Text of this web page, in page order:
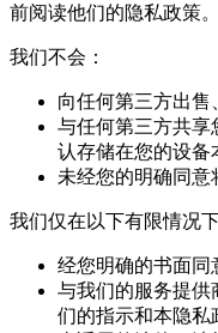
前阅读他们的隐私政策。
我们不会：
向任何第三方出售
与任何第三方共享
认存储在您的设备
未经您的明确同意
我们仅在以下有限情况
经您明确的书面同
与我们的服务提供
们的指示和本隐私